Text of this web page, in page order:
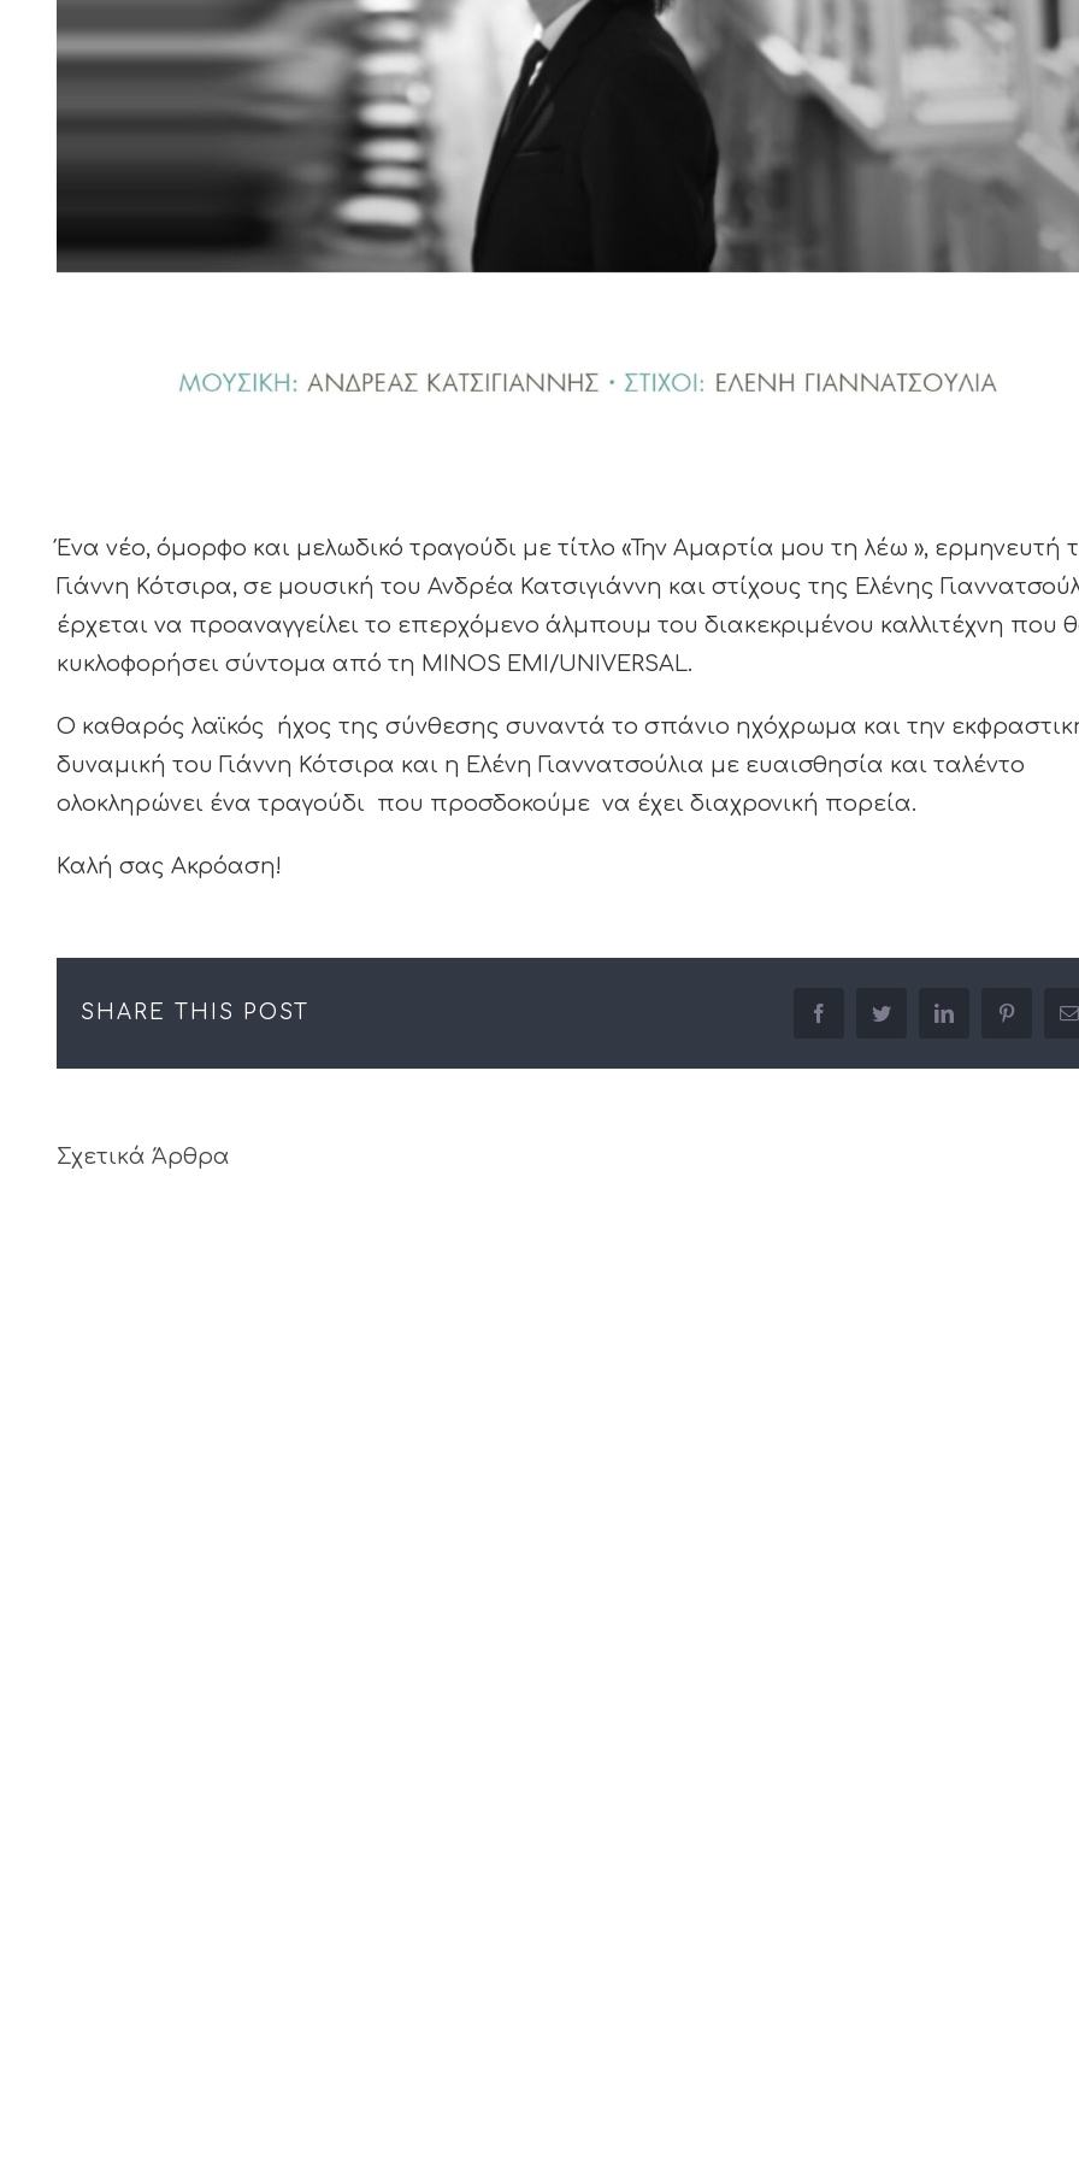
Ένα νέο, όμορφο και μελωδικό τραγούδι με τίτλο «Την Αμαρτία μου τη λέω », ερμηνευτή
Γιάννη Κότσιρα, σε μουσική του Ανδρέα Κατσιγιάννη και στίχους της Ελένης
έρχεται να προαναγγείλει το επερχόμενο άλμπουμ του διακεκριμένου καλλιτέχνη που
κυκλοφορήσει σύντομα από τη MINOS EMI/UNIVERSAL.
Ο καθαρός λαϊκός ήχος της σύνθεσης συναντά το σπάνιο ηχόχρωμα και την
δυναμική του Γιάννη Κότσιρα και η Ελένη Γιαννατσούλια με ευαισθησία και ταλέντο
ολοκληρώνει ένα τραγούδι που προσδοκούμε να έχει διαχρονική πορεία.
Καλή σας Ακρόαση!
SHARE THIS POST facebooktwitter linkedin pinterest
Σχετικά Άρθρα